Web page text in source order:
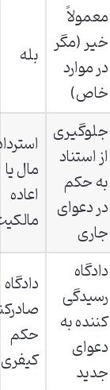
معمولاً
خیر (مگر
در موارد
خاص)
بله
جلوگیری
از استناد
به حکم
در دعوای
جاری
مال یا
اعاده
دادگاه
رسیدگی
کننده به
دعوای
جدید
دادگاه
حکم
کیفری